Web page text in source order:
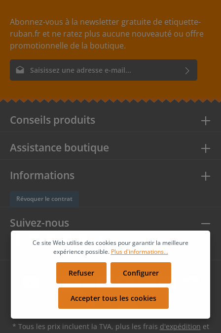
color: red Text color: white- Label
color: white Text color: gray
Abonnez-vous à la newsletter gratuite de etiquette-
ruban.fr et ne ratez plus aucune nouveauté ou offre
promotionnelle de la boutique.
Adresse e-mail*
acceptez nos
conditions générales
Suivez-nous
Conseils produits
Assistance boutique
Informations
Révoquer le contrat
* Tous les prix incluent la TVA, plus les frais d'expédition et
Ce site Web utilise des cookies pour garantir la meilleure
expérience possible. Plus d'informations...
Refuser Configurer
Accepter tous les cookies